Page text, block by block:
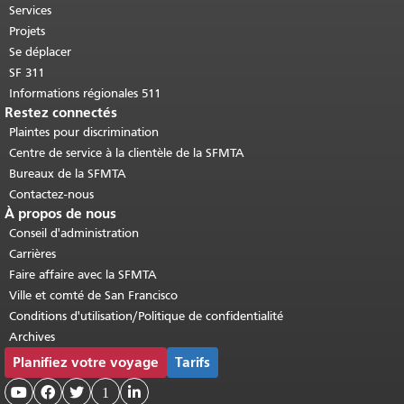
Retour au haut du contenu principal
Services
Projets
Se déplacer
SF 311
Informations régionales 511
Restez connectés
Plaintes pour discrimination
Centre de service à la clientèle de la SFMTA
Bureaux de la SFMTA
Contactez-nous
À propos de nous
Conseil d'administration
Carrières
Faire affaire avec la SFMTA
Ville et comté de San Francisco
Conditions d'utilisation/Politique de confidentialité
Archives
Planifiez votre voyage Tarifs
   1 